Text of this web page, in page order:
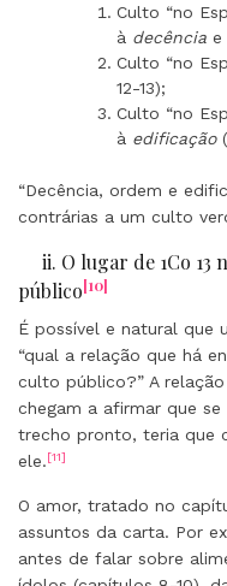
Culto “no
à decência e
Culto “no
12-13);
Culto “no
à edificação
“Decência, ordem e
contrárias a um culto
ii. O lugar de 1Co 13
público[10]
É possível e natural que
“qual a relação que há
culto público?” A
chegam a afirmar que
trecho pronto, teria que
ele.[11]
O amor, tratado no
assuntos da carta. Por
antes de falar sobre